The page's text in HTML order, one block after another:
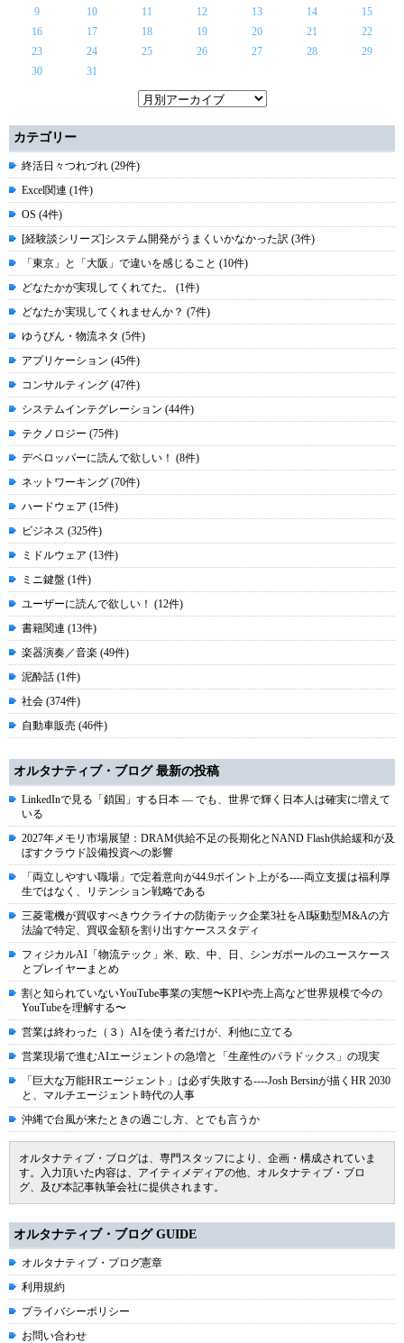
9
10 11 12 13 14
15
16
17 18 19 20 21
22
23
24 25 26 27 28
29
30
31
カテゴリー
終活日々つれづれ (29件)
Excel関連 (1件)
OS (4件)
[経験談シリーズ]システム開発がうまくいかなかった訳 (3件)
「東京」と「大阪」で違いを感じること (10件)
どなたかが実現してくれてた。 (1件)
どなたか実現してくれませんか？ (7件)
ゆうびん・物流ネタ (5件)
アプリケーション (45件)
コンサルティング (47件)
システムインテグレーション (44件)
テクノロジー (75件)
デベロッパーに読んで欲しい！ (8件)
ネットワーキング (70件)
ハードウェア (15件)
ビジネス (325件)
ミドルウェア (13件)
ミニ鍵盤 (1件)
ユーザーに読んで欲しい！ (12件)
書籍関連 (13件)
楽器演奏／音楽 (49件)
泥酔話 (1件)
社会 (374件)
自動車販売 (46件)
オルタナティブ・ブログ 最新の投稿
LinkedInで見る「鎖国」する日本 ― でも、世界で輝く日本人は確実に増えて
いる
2027年メモリ市場展望：DRAM供給不足の長期化とNAND Flash供給緩和が及
ぼすクラウド設備投資への影響
「両立しやすい職場」で定着意向が44.9ポイント上がる----両立支援は福利厚
生ではなく、リテンション戦略である
三菱電機が買収すべきウクライナの防衛テック企業3社をAI駆動型M&Aの方
法論で特定、買収金額を割り出すケーススタディ
フィジカルAI「物流テック」米、欧、中、日、シンガポールのユースケース
とプレイヤーまとめ
割と知られていないYouTube事業の実態〜KPIや売上高など世界規模で今の
YouTubeを理解する〜
営業は終わった（３）AIを使う者だけが、利他に立てる
営業現場で進むAIエージェントの急増と「生産性のパラドックス」の現実
「巨大な万能HRエージェント」は必ず失敗する----Josh Bersinが描くHR 2030
と、マルチエージェント時代の人事
沖縄で台風が来たときの過ごし方、とでも言うか
オルタナティブ・ブログは、専門スタッフにより、企画・構成されていま
す。入力頂いた内容は、アイティメディアの他、オルタナティブ・ブロ
グ、及び本記事執筆会社に提供されます。
オルタナティブ・ブログ GUIDE
オルタナティブ・ブログ憲章
利用規約
プライバシーポリシー
お問い合わせ